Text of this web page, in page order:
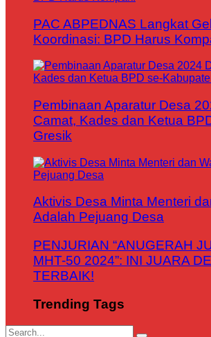
PAC ABPEDNAS Langkat
Koordinasi: BPD Harus
Pembinaan Aparatur Desa
Camat, Kades dan Ketua
Gresik
Aktivis Desa Minta Menteri
Adalah Pejuang Desa
PENJURIAN “ANUGERAH
MHT-50 2024”: INI JUARA
TERBAIK!
Trending Tags